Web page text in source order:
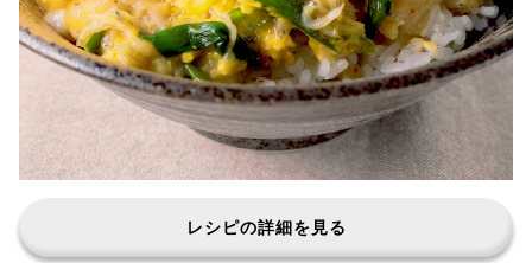
レシピの詳細を見る